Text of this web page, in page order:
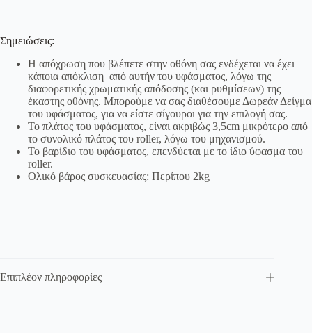
Σημειώσεις:
Η απόχρωση που βλέπετε στην οθόνη σας ενδέχεται να έχει
κάποια απόκλιση από αυτήν του υφάσματος, λόγω της
διαφορετικής χρωματικής απόδοσης (και ρυθμίσεων) της
έκαστης οθόνης. Μπορούμε να σας διαθέσουμε Δωρεάν Δείγμα
του υφάσματος, για να είστε σίγουροι για την επιλογή σας.
Το πλάτος του υφάσματος, είναι ακριβώς 3,5cm μικρότερο από
το συνολικό πλάτος του roller, λόγω του μηχανισμού.
Το βαρίδιο του υφάσματος, επενδύεται με το ίδιο ύφασμα του
roller.
Ολικό βάρος συσκευασίας: Περίπου 2kg
Επιπλέον πληροφορίες